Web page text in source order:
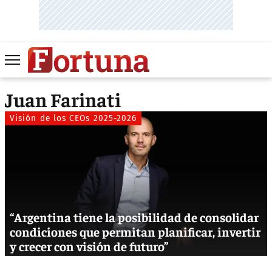
Juan Farinati
Visión de los CEOs 2025-2026
“Argentina tiene la posibilidad de consolidar
condiciones que permitan planificar, invertir
y crecer con visión de futuro”